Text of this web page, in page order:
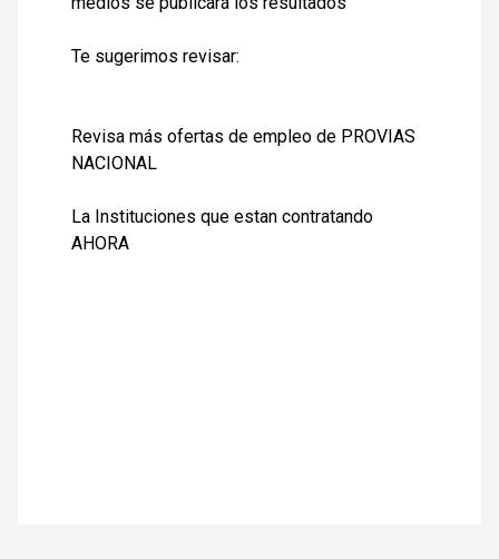
Te sugerimos revisar:
Revisa más ofertas de empleo de PROVIAS
NACIONAL
La Instituciones que estan contratando
AHORA